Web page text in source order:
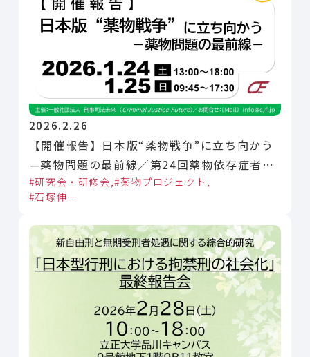
2026.2.26
【開催報告】日本版“薬物戦争”に立ち向かう
—薬物問題の最前線／第24回薬物依存症者回
復支援者養成セミナー（DARS）
研究会・研修会
薬物プロジェクト
石塚伸一